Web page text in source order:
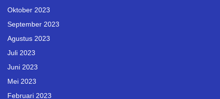
Oktober 2023
September 2023
Agustus 2023
Juli 2023
Juni 2023
Mei 2023
Februari 2023